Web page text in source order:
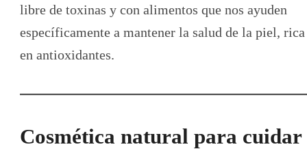
libre de toxinas y con alimentos que nos ayuden
específicamente a mantener la salud de la piel, rica
en antioxidantes.
Cosmética natural para cuidar